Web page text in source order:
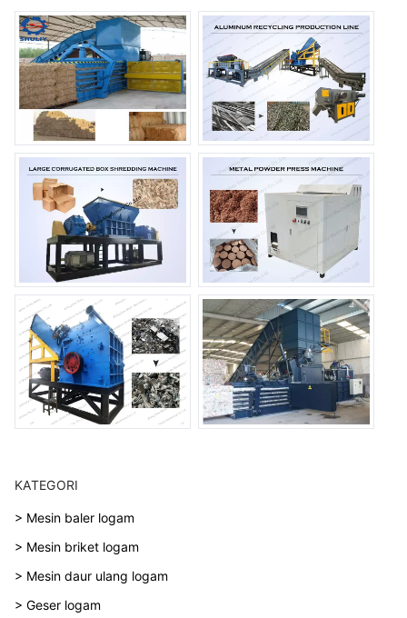
KATEGORI
> Mesin baler logam
> Mesin briket logam
> Mesin daur ulang logam
> Geser logam